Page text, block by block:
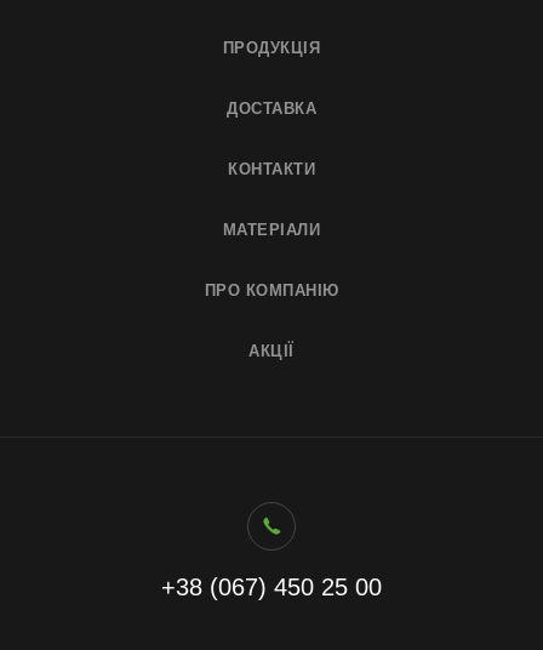
+38 (067) 450 25 00
ПРОДУКЦІЯ
МАТЕРІАЛИ
АКЦІЇ
ДОСТАВКА
ПРО КОМПАНІЮ
КОНТАКТИ